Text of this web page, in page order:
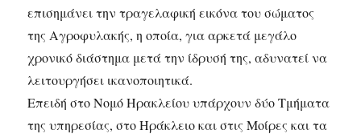
επισημάνει την τραγελαφική εικόνα του σώματος
της Αγροφυλακής, η οποία, για αρκετά μεγάλο
χρονικό διάστημα μετά την ίδρυσή της, αδυνατεί να
λειτουργήσει ικανοποιητικά.
Επειδή στο Νομό Ηρακλείου υπάρχουν δύο Τμήματα
της υπηρεσίας, στο Ηράκλειο και στις Μοίρες και τα